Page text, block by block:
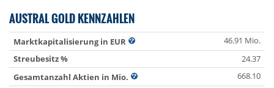
AUSTRAL GOLD KENNZAHLEN
Marktkapitalisierung in EUR
46.91 Mio.
Streubesitz %
24.37
Gesamtanzahl Aktien in Mio.
668.10